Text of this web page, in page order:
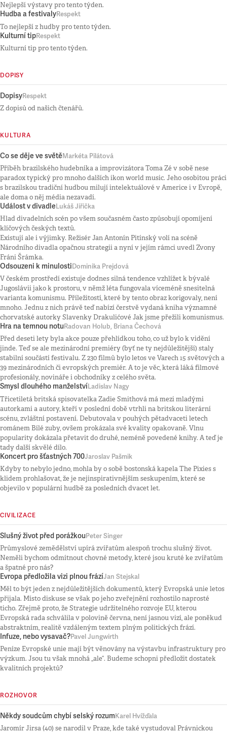
Nejlepší výstavy pro tento týden.
Hudba a festivalyRespekt
To nejlepší z hudby pro tento týden.
Kulturní tipRespekt
Kulturní tip pro tento týden.
DOPISY
DopisyRespekt
Z dopisů od našich čtenářů.
KULTURA
Co se děje ve světěMarkéta Pilátová
Příběh brazilského hudebníka a improvizátora Toma Zé v sobě nese
paradox typický pro mnoho dalších ikon world music. Jeho osobitou práci
s brazilskou tradiční hudbou milují intelektuálové v Americe i v Evropě,
ale doma o něj média nezavadí.
Událost v divadleLukáš Jiřička
Hlad divadelních scén po všem současném často způsobují opomíjení
klíčových českých textů.
Existují ale i výjimky. Režisér Jan Antonín Pitínský volí na scéně
Národního divadla opačnou strategii a nyní v jejím rámci uvedl Zvony
Fráni Šrámka.
Odsouzeni k minulostiDominika Prejdová
V českém prostředí existuje dodnes silná tendence vzhlížet k bývalé
Jugoslávii jako k prostoru, v němž léta fungovala víceméně snesitelná
varianta komunismu. Příležitostí, které by tento obraz korigovaly, není
mnoho. Jednu z nich právě teď nabízí čerstvě vydaná kniha významné
chorvatské autorky Slavenky Drakulićové Jak jsme přežili komunismus.
Hra na temnou notuRadovan Holub, Briana Čechová
Před deseti lety byla akce pouze přehlídkou toho, co už bylo k vidění
jinde. Teď se ale mezinárodní premiéry (byť ne ty nejdůležitější) staly
stabilní součástí festivalu. Z 230 filmů bylo letos ve Varech 15 světových a
39 mezinárodních či evropských premiér. A to je věc, která láká filmové
profesionály, novináře i obchodníky z celého světa.
Smysl dlouhého manželstvíLadislav Nagy
Třicetiletá britská spisovatelka Zadie Smithová má mezi mladými
autorkami a autory, kteří v poslední době vtrhli na britskou literární
scénu, zvláštní postavení. Debutovala v pouhých pětadvaceti letech
románem Bílé zuby, ovšem prokázala své kvality opakovaně. Vlnu
popularity dokázala přetavit do druhé, neméně povedené knihy. A teď je
tady další skvělé dílo.
Koncert pro šťastných 700Jaroslav Pašmik
Kdyby to nebylo jedno, mohla by o sobě bostonská kapela The Pixies s
klidem prohlašovat, že je nejinspirativnějším seskupením, které se
objevilo v populární hudbě za posledních dvacet let.
CIVILIZACE
Slušný život před porážkouPeter Singer
Průmyslové zemědělství upírá zvířatům alespoň trochu slušný život.
Neměli bychom odmítnout chovné metody, které jsou kruté ke zvířatům
a špatné pro nás?
Evropa předložila vizi plnou frázíJan Stejskal
Měl to být jeden z nejdůležitějších dokumentů, který Evropská unie letos
přijala. Místo diskuse se však po jeho zveřejnění rozhostilo naprosté
ticho. Zřejmě proto, že Strategie udržitelného rozvoje EU, kterou
Evropská rada schválila v polovině června, není jasnou vizí, ale poněkud
abstraktním, realitě vzdáleným textem plným politických frází.
Infuze, nebo vysavač?Pavel Jungwirth
Peníze Evropské unie mají být věnovány na výstavbu infrastruktury pro
výzkum. Jsou tu však mnohá „ale“. Budeme schopni předložit dostatek
kvalitních projektů?
ROZHOVOR
Někdy soudcům chybí selský rozumKarel Hvížďala
Jaromír Jirsa (40) se narodil v Praze, kde také vystudoval Právnickou